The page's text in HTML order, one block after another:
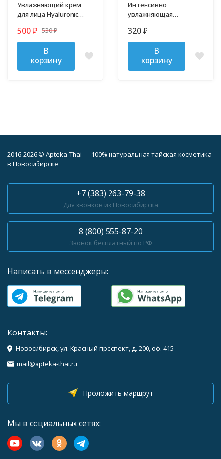
Увлажняющий крем
для лица Hyaluronic
500 ₽ 530₽
В
корзину
Интенсивно
увлажняющая
TaiYan 30 мл
320 ₽
В
корзину
2016-2026 © Apteka-Thai — 100% натуральная тайская косметика
в Новосибирске
+7 (383) 263-79-38
Для звонков из Новосибирска
8 (800) 555-87-20
Звонок бесплатный по РФ
Написать в мессенджеры:
Контакты:
Новосибирск, ул. Красный проспект, д. 200, оф. 415
mail@apteka-thai.ru
Проложить маршрут
Мы в социальных сетях: